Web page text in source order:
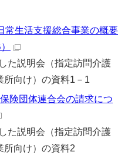
常生活支援総合事業の概要
た説明会（指定訪問介護
所向け）の資料1－1
険団体連合会の請求につ
た説明会（指定訪問介護
所向け）の資料2